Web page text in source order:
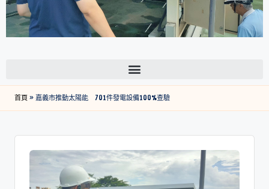
首頁»嘉義市推動太陽能 701件發電設備100%查驗